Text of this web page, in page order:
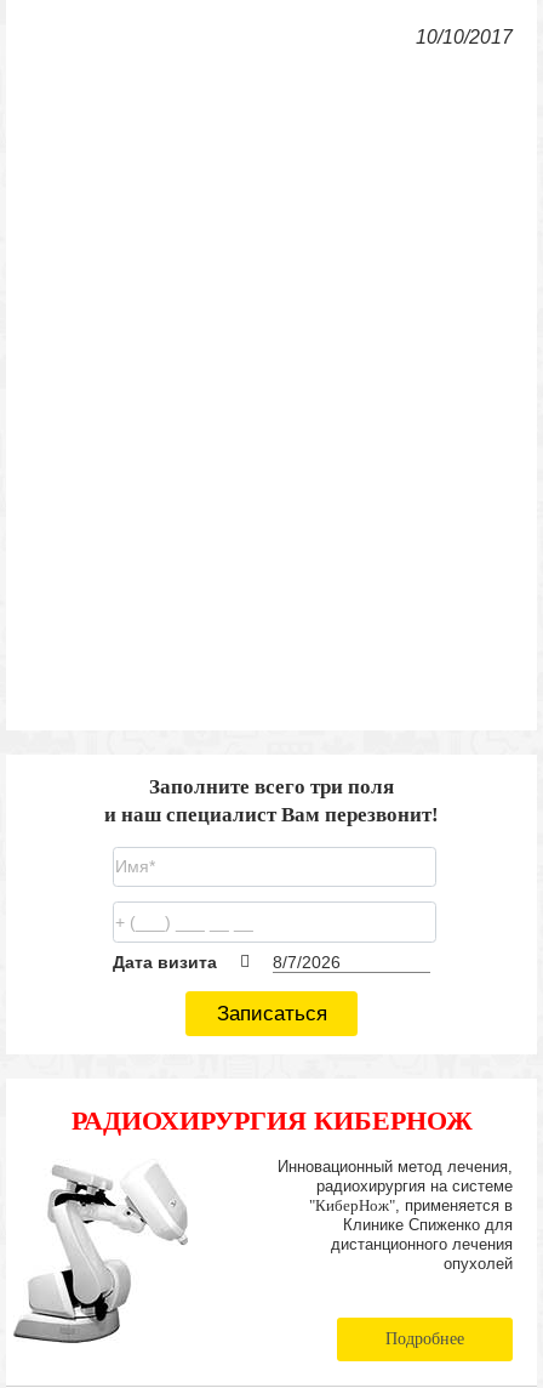
10/10/2017
Заполните всего три поля
и наш специалист Вам перезвонит!
Дата визита
Записаться
РАДИОХИРУРГИЯ КИБЕРНОЖ
Инновационный метод лечения,
радиохирургия на системе
"КиберНож", применяется в
Клинике Спиженко для
дистанционного лечения
опухолей
Подробнее